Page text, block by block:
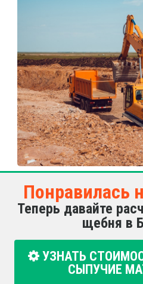
Понравилась
Теперь давайте
щебня в
УЗНАТЬ
СЫПУЧИЕ